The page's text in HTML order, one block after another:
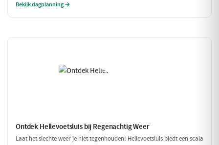
in een prachtige oldtimer. Een perfect dagje uit voor de fijnproever en
Bekijk dagplanning →
Ontdek Hellevoetsluis bij Regenachtig Weer
Laat het slechte weer je niet tegenhouden! Hellevoetsluis biedt een scala